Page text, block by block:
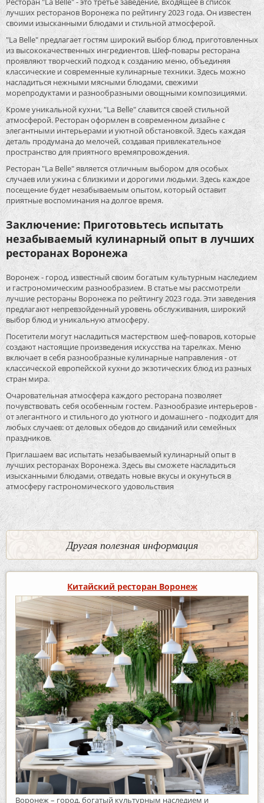
лучших ресторанов Воронежа по рейтингу 2023 года. Он известен
своими изысканными блюдами и стильной атмосферой.
"La Belle" предлагает гостям широкий выбор блюд, приготовленных
из высококачественных ингредиентов. Шеф-повары ресторана
проявляют творческий подход к созданию меню, объединяя
классические и современные кулинарные техники. Здесь можно
насладиться нежными мясными блюдами, свежими
морепродуктами и разнообразными овощными композициями.
Кроме уникальной кухни, "La Belle" славится своей стильной
атмосферой. Ресторан оформлен в современном дизайне с
элегантными интерьерами и уютной обстановкой. Здесь каждая
деталь продумана до мелочей, создавая привлекательное
пространство для приятного времяпровождения.
Ресторан "La Belle" является отличным выбором для особых
случаев или ужина с близкими и дорогими людьми. Здесь каждое
посещение будет незабываемым опытом, который оставит
приятные воспоминания на долгое время.
Заключение: Приготовьтесь испытать
незабываемый кулинарный опыт в лучших
ресторанах Воронежа
Воронеж - город, известный своим богатым культурным наследием
и гастрономическим разнообразием. В статье мы рассмотрели
лучшие рестораны Воронежа по рейтингу 2023 года. Эти заведения
предлагают непревзойденный уровень обслуживания, широкий
выбор блюд и уникальную атмосферу.
Посетители могут насладиться мастерством шеф-поваров, которые
создают настоящие произведения искусства на тарелках. Меню
включает в себя разнообразные кулинарные направления - от
классической европейской кухни до экзотических блюд из разных
стран мира.
Очаровательная атмосфера каждого ресторана позволяет
почувствовать себя особенным гостем. Разнообразие интерьеров -
от элегантного и стильного до уютного и домашнего - подходит для
любых случаев: от деловых обедов до свиданий или семейных
праздников.
Приглашаем вас испытать незабываемый кулинарный опыт в
лучших ресторанах Воронежа. Здесь вы сможете насладиться
изысканными блюдами, отведать новые вкусы и окунуться в
атмосферу гастрономического удовольствия
Другая полезная информация
Китайский ресторан Воронеж
Воронеж – город, богатый культурным наследием и